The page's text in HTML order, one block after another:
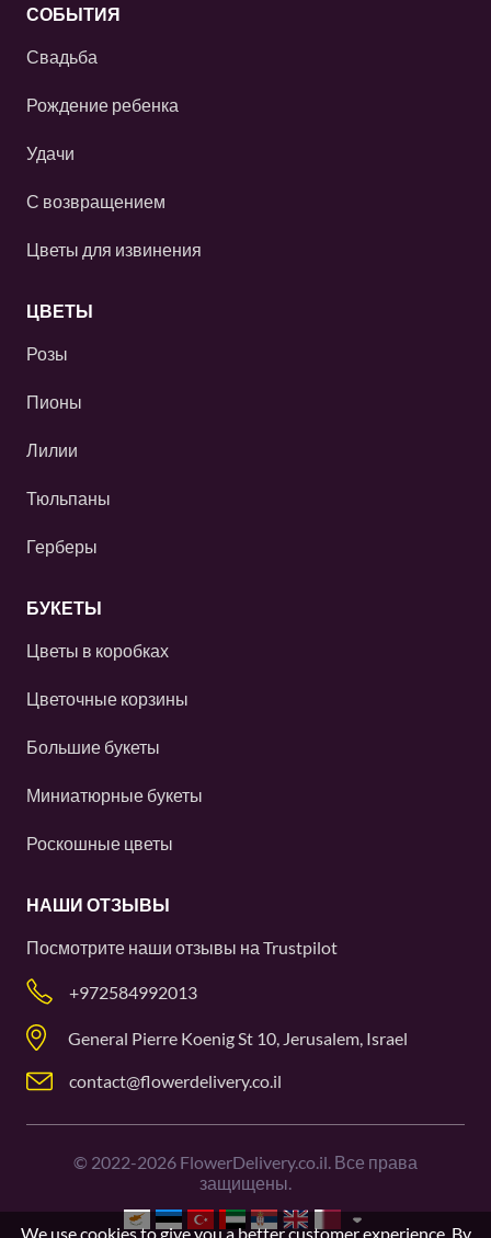
СОБЫТИЯ
Свадьба
Рождение ребенка
Удачи
С возвращением
Цветы для извинения
ЦВЕТЫ
Розы
Пионы
Лилии
Тюльпаны
Герберы
БУКЕТЫ
Цветы в коробках
Цветочные корзины
Большие букеты
Миниатюрные букеты
Роскошные цветы
НАШИ ОТЗЫВЫ
Посмотрите наши отзывы на Trustpilot
+972584992013
General Pierre Koenig St 10, Jerusalem, Israel
contact@flowerdelivery.co.il
© 2022-2026 FlowerDelivery.co.il. Все права
защищены.
We use cookies to give you a better customer experience. By